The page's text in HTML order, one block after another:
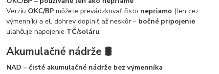
Verziu OKC/BP môžete prevádzkovať čisto nepriamo (len cez
výmenník) a el. dohrev doplniť až neskôr – bočné pripojenie
uľahčuje napojenie TČ/soláru.
Akumulačné nádrže 🛢️
NAD – čisté akumulačné nádrže bez výmenníka